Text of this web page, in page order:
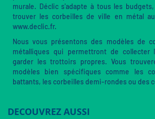
murale. Déclic s'adapte à tous les
trouver les corbeilles de ville en métal
www.declic.fr.
Nous vous présentons des modèles de
métalliques qui permettront de
garder les trottoirs propres. Vous
modèles bien spécifiques comme les
battants, les corbeilles demi-rondes ou des
DECOUVREZ AUSSI